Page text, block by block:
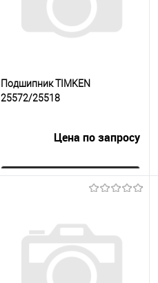
Подшипник TIMKEN
25572/25518
Цена по запросу
Запросить цену
Купить в 1
сравнению
В избранное
Под заказ